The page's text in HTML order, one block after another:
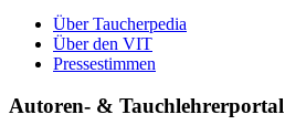
Über Taucherpedia
Über den VIT
Pressestimmen
Autoren- & Tauchlehrerportal